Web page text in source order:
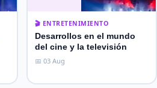
🎬 ENTRETENIMIENTO
Desarrollos en el mundo
del cine y la televisión
📅 03 Aug